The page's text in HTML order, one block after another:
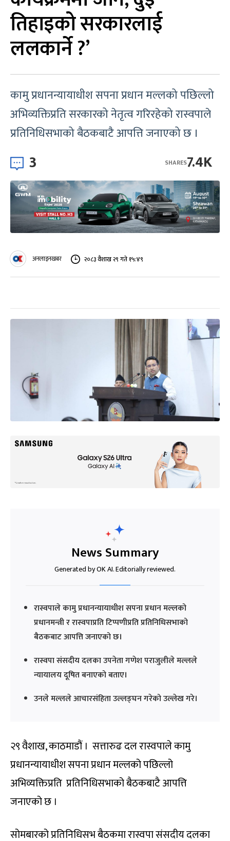
तिहाइको सरकारलाई
ललकार्ने ?’
कामु प्रधानन्यायाधीश सपना प्रधान मल्लको पछिल्लो
अभिव्यक्तिप्रति सरकारको नेतृत्व गरिरहेको रास्वपाले
प्रतिनिधिसभाको बैठकबाटै आपत्ति जनाएको छ ।
3 7.4K
SHARES
अनलाइनखबर २०८३ वैशाख २९ गते १५:४९
News Summary
Generated by OK AI. Editorially reviewed.
रास्वपाले कामु प्रधानन्यायाधीश सपना प्रधान मल्लको
प्रधानमन्त्री र रास्वपाप्रति टिप्पणीप्रति प्रतिनिधिसभाको
बैठकबाट आपत्ति जनाएको छ।
रास्वपा संसदीय दलका उपनेता गणेश पराजुलीले मल्लले
न्यायालय दूषित बनाएको बताए।
उनले मल्लले आचारसंहिता उल्लङ्घन गरेको उल्लेख गरे।
२९ वैशाख, काठमाडौं । सत्तारुढ दल रास्वपाले कामु
प्रधानन्यायाधीश सपना प्रधान मल्लको पछिल्लो
अभिव्यक्तिप्रति प्रतिनिधिसभाको बैठकबाटै आपत्ति
जनाएको छ ।
सोमबारको प्रतिनिधिसभ बैठकमा रास्वपा संसदीय दलका